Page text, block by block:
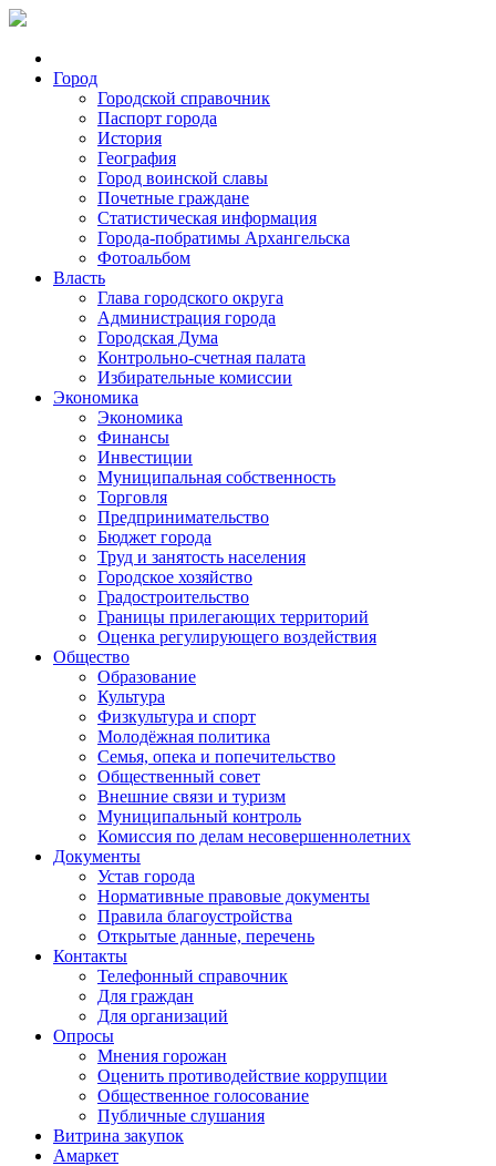
Город
Городской справочник
Паспорт города
История
География
Город воинской славы
Почетные граждане
Статистическая информация
Города-побратимы Архангельска
Фотоальбом
Власть
Глава городского округа
Администрация города
Городская Дума
Контрольно-счетная палата
Избирательные комиссии
Экономика
Экономика
Финансы
Инвестиции
Муниципальная собственность
Торговля
Предпринимательство
Бюджет города
Труд и занятость населения
Городское хозяйство
Градостроительство
Границы прилегающих территорий
Оценка регулирующего воздействия
Общество
Образование
Культура
Физкультура и спорт
Молодёжная политика
Семья, опека и попечительство
Общественный совет
Внешние связи и туризм
Муниципальный контроль
Комиссия по делам несовершеннолетних
Документы
Устав города
Нормативные правовые документы
Правила благоустройства
Открытые данные, перечень
Контакты
Телефонный справочник
Для граждан
Для организаций
Опросы
Мнения горожан
Оценить противодействие коррупции
Общественное голосование
Публичные слушания
Витрина закупок
Амаркет